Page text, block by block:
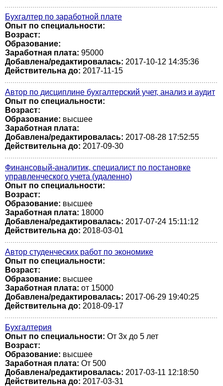
Бухгалтер по заработной плате
Опыт по специальности:
Возраст:
Образование:
Заработная плата: 95000
Добавлена/редактировалась: 2017-10-12 14:35:36
Действительна до: 2017-11-15
Автор по дисциплине бухгалтерский учет, анализ и аудит
Опыт по специальности:
Возраст:
Образование: высшее
Заработная плата:
Добавлена/редактировалась: 2017-08-28 17:52:55
Действительна до: 2017-09-30
Финансовый-аналитик, специалист по постановке
управленческого учета (удаленно)
Опыт по специальности:
Возраст:
Образование: высшее
Заработная плата: 18000
Добавлена/редактировалась: 2017-07-24 15:11:12
Действительна до: 2018-03-01
Автор студенческих работ по экономике
Опыт по специальности:
Возраст:
Образование: высшее
Заработная плата: от 15000
Добавлена/редактировалась: 2017-06-29 19:40:25
Действительна до: 2018-09-17
Бухгалтерия
Опыт по специальности: От 3х до 5 лет
Возраст:
Образование: высшее
Заработная плата: От 500
Добавлена/редактировалась: 2017-03-11 12:18:50
Действительна до: 2017-03-31